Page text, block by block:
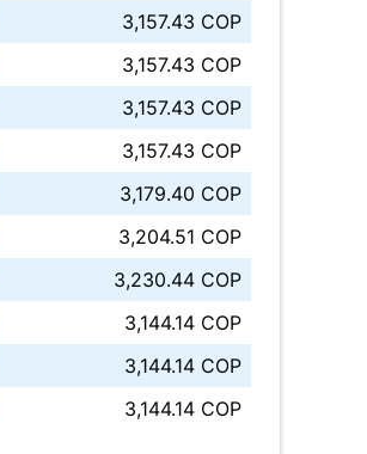
3,157.43 COP
3,157.43 COP
3,157.43 COP
3,157.43 COP
3,179.40 COP
3,204.51 COP
3,230.44 COP
3,144.14 COP
3,144.14 COP
3,144.14 COP